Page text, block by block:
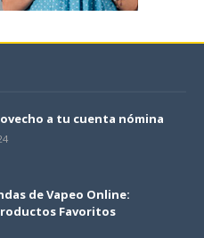
a tu cuenta nómina
de Vapeo Online:
Favoritos